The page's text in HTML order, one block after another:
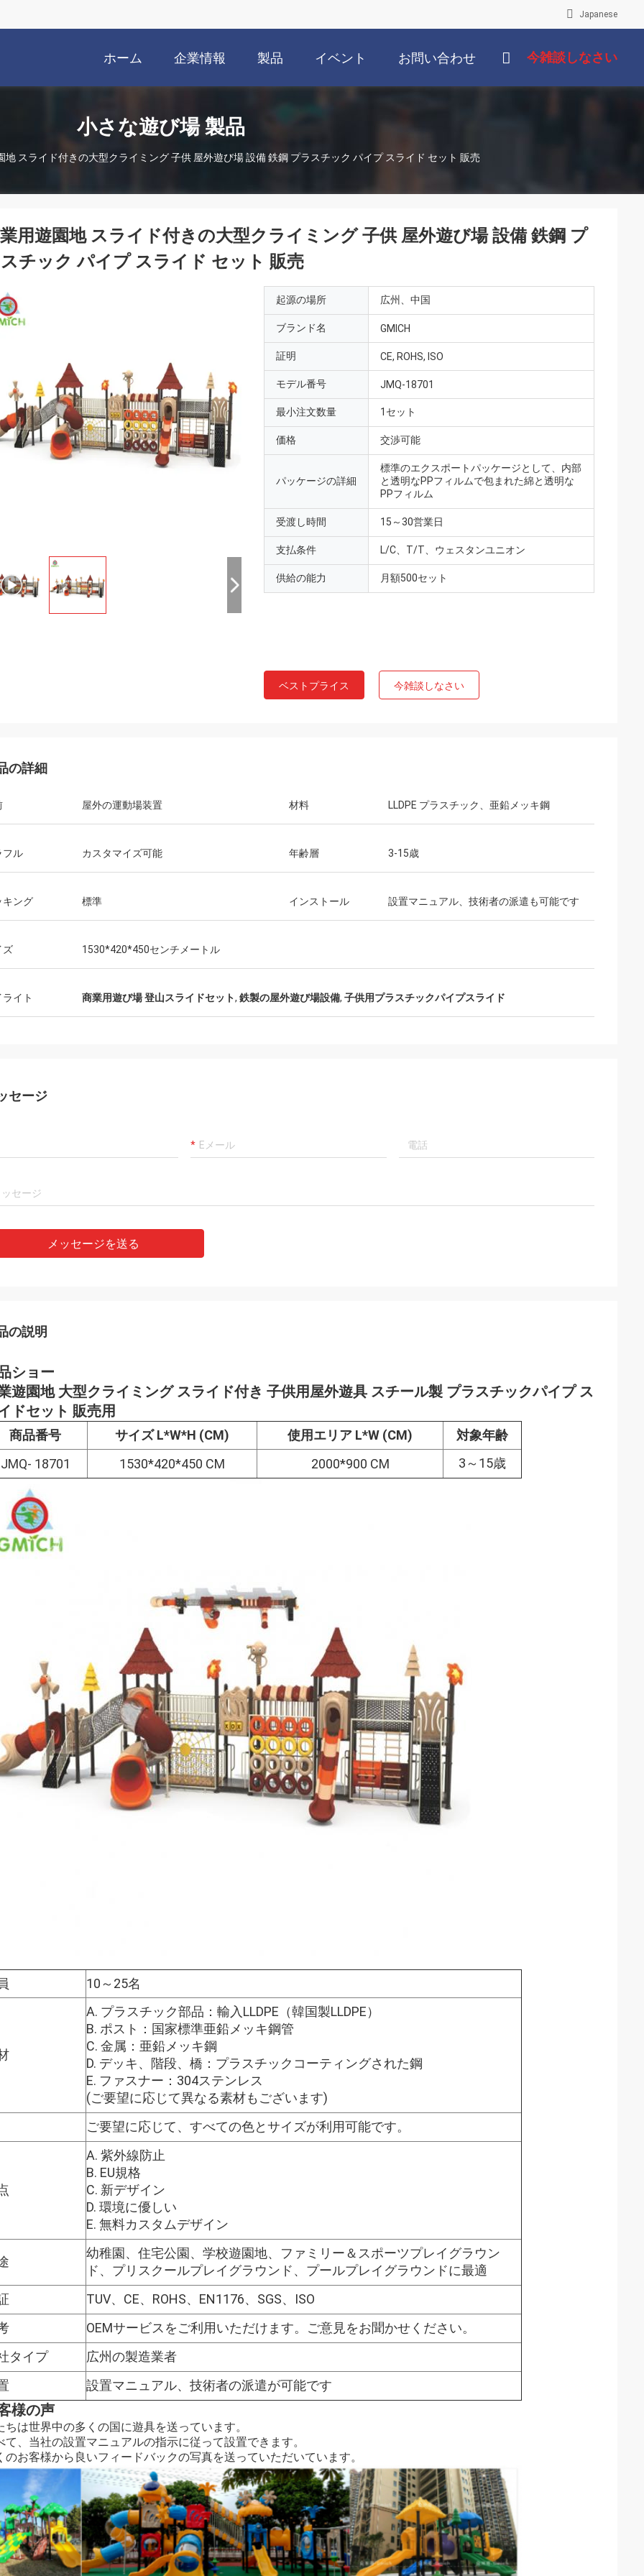
Japanese
ホーム 企業情報 製品 イベント お問い合わせ 今雑談しなさい
小さな遊び場 製品
地 スライド付きの大型クライミング 子供 屋外遊び場 設備 鉄鋼 プラスチック パイプ スライド セット 販売
用遊園地 スライド付きの大型クライミング 子供 屋外遊び場 設備 鉄鋼 プ
チック パイプ スライド セット 販売
起源の場所 広州、中国
ブランド名 GMICH
証明 CE, ROHS, ISO
モデル番号 JMQ-18701
最小注文数量 1セット
価格 交渉可能
パッケージの詳細
標準のエクスポートパッケージとして、内部
と透明なPPフィルムで包まれた綿と透明な
PPフィルム
受渡し時間 15～30営業日
支払条件 L/C、T/T、ウェスタンユニオン
供給の能力 月額500セット
ベストプライス 今雑談しなさい
の詳細
屋外の運動場装置 材料 LLDPE プラスチック、亜鉛メッキ鋼
フル カスタマイズ可能 年齢層 3-15歳
キング 標準 インストール 設置マニュアル、技術者の派遣も可能です
ズ 1530*420*450センチメートル
イト 商業用遊び場 登山スライドセット, 鉄製の屋外遊び場設備, 子供用プラスチックパイプスライド
セージ
メッセージを送る
の説明
ショー
遊園地 大型クライミング スライド付き 子供用屋外遊具 スチール製 プラスチックパイプ ス
ドセット 販売用
商品番号 サイズ L*W*H (CM) 使用エリア L*W (CM)
対象年齢
JMQ- 18701
1530*420*450 CM 2000*900 CM 3～15歳
10～25名
A. プラスチック部品：輸入LLDPE（韓国製LLDPE）
B. ポスト：国家標準亜鉛メッキ鋼管
C. 金属：亜鉛メッキ鋼
D. デッキ、階段、橋：プラスチックコーティングされた鋼
E. ファスナー：304ステンレス
(ご要望に応じて異なる素材もございます)
ご要望に応じて、すべての色とサイズが利用可能です。
A. 紫外線防止
B. EU規格
C. 新デザイン
D. 環境に優しい
E. 無料カスタムデザイン
幼稚園、住宅公園、学校遊園地、ファミリー＆スポーツプレイグラウン
ド、プリスクールプレイグラウンド、プールプレイグラウンドに最適
TUV、CE、ROHS、EN1176、SGS、ISO
OEMサービスをご利用いただけます。ご意見をお聞かせください。
タイプ
広州の製造業者
設置マニュアル、技術者の派遣が可能です
様の声
ちは世界中の多くの国に遊具を送っています。
て、当社の設置マニュアルの指示に従って設置できます。
のお客様から良いフィードバックの写真を送っていただいています。